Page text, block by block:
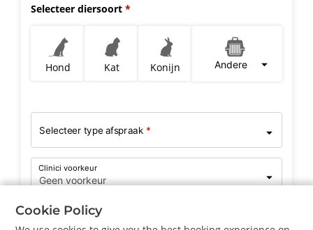
Selecteer diersoort
Hond Kat Konijn Andere
Selecteer type afspraak *
Clinici voorkeur
Geen voorkeur
Cookie Policy